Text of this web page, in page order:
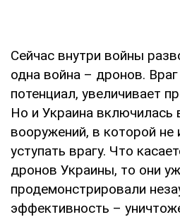
Сейчас внутри войны
одна война – дронов.
потенциал, увеличивает
Но и Украина включилась
вооружений, в которой не
уступать врагу. Что
дронов Украины, то они
продемонстрировали
эффективность –